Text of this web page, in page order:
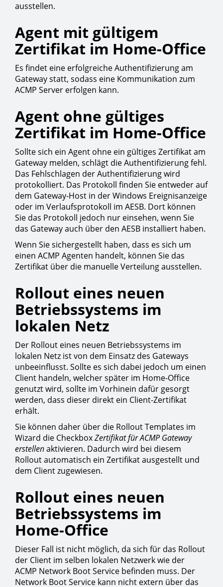
ausstellen.
Agent mit gültigem
Zertifikat im Home-Office
Es findet eine erfolgreiche Authentifizierung am
Gateway statt, sodass eine Kommunikation zum
ACMP Server erfolgen kann.
Agent ohne gültiges
Zertifikat im Home-Office
Sollte sich ein Agent ohne ein gültiges Zertifikat am
Gateway melden, schlägt die Authentifizierung fehl.
Das Fehlschlagen der Authentifizierung wird
protokolliert. Das Protokoll finden Sie entweder auf
dem Gateway-Host in der Windows Ereignisanzeige
oder im Verlaufsprotokoll im AESB. Dort können
Sie das Protokoll jedoch nur einsehen, wenn Sie
das Gateway auch über den AESB installiert haben.
Wenn Sie sichergestellt haben, dass es sich um
einen ACMP Agenten handelt, können Sie das
Zertifikat über die manuelle Verteilung ausstellen.
Rollout eines neuen
Betriebssystems im
lokalen Netz
Der Rollout eines neuen Betriebssystems im
lokalen Netz ist von dem Einsatz des Gateways
unbeeinflusst. Sollte es sich dabei jedoch um einen
Client handeln, welcher später im Home-Office
genutzt wird, sollte im Vorhinein dafür gesorgt
werden, dass dieser direkt ein Client-Zertifikat
erhält.
Sie können daher über die Rollout Templates im
Wizard die CheckboxZertifikat für ACMP Gateway
erstellenaktivieren. Dadurch wird bei diesem
Rollout automatisch ein Zertifikat ausgestellt und
dem Client zugewiesen.
Rollout eines neuen
Betriebssystems im
Home-Office
Dieser Fall ist nicht möglich, da sich für das Rollout
der Client im selben lokalen Netzwerk wie der
ACMP Network Boot Service befinden muss. Der
Network Boot Service kann nicht extern über das